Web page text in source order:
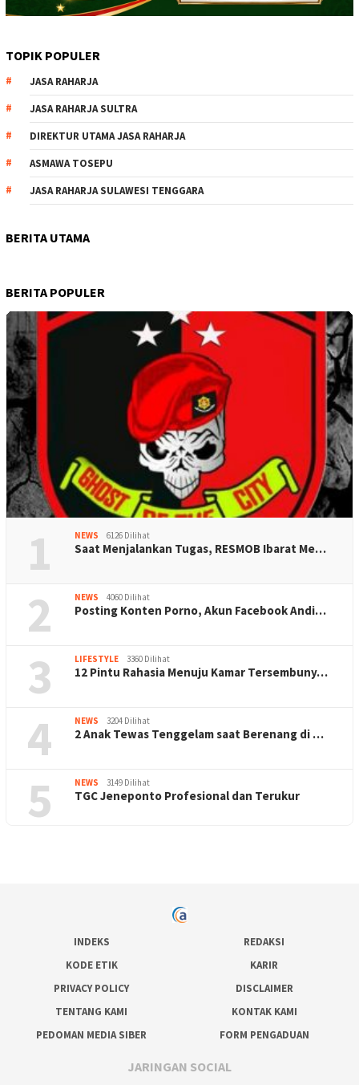
TOPIK POPULER
JASA RAHARJA
JASA RAHARJA SULTRA
DIREKTUR UTAMA JASA RAHARJA
ASMAWA TOSEPU
JASA RAHARJA SULAWESI TENGGARA
BERITA UTAMA
BERITA POPULER
1 NEWS 6126 Dilihat
Saat Menjalankan Tugas, RESMOB Ibarat Me…
2 NEWS 4060 Dilihat
Posting Konten Porno, Akun Facebook Andi…
3 LIFESTYLE 3360 Dilihat
12 Pintu Rahasia Menuju Kamar Tersembuny…
4 NEWS 3204 Dilihat
2 Anak Tewas Tenggelam saat Berenang di …
5 NEWS 3149 Dilihat
TGC Jeneponto Profesional dan Terukur
INDEKS
REDAKSI
KODE ETIK
KARIR
PRIVACY POLICY
DISCLAIMER
TENTANG KAMI
KONTAK KAMI
PEDOMAN MEDIA SIBER
FORM PENGADUAN
JARINGAN SOCIAL